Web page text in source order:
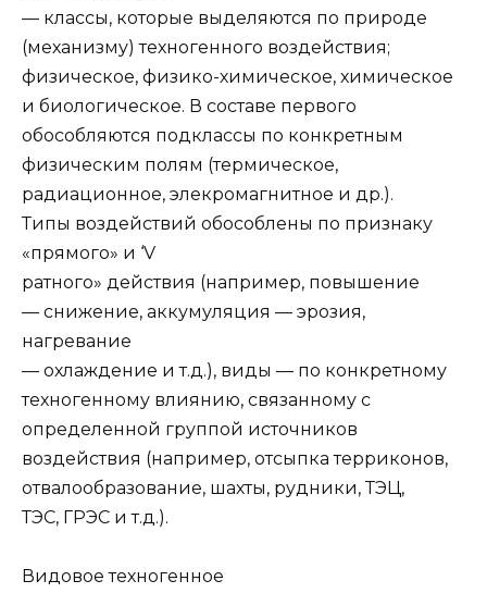
— классы, которые выделяются по природе
(механизму) техногенного воздействия;
физическое, физико-химическое, химическое
и биологическое. В составе первого
обособляются подклассы по конкретным
физическим полям (термическое,
радиационное, элекромагнитное и др.).
Типы воздействий обособлены по признаку
«прямого» и ‘V
ратного» действия (например, повышение
— снижение, аккумуляция — эрозия,
нагревание
— охлаждение и т.д.), виды — по конкретному
техногенному влиянию, свя­занному с
определенной группой источников
воздействия (например, отсыпка терриконов,
отвалообразование, шахты, рудники, ТЭЦ,
ТЭС, ГРЭС и т.д.).
Видовое техногенное